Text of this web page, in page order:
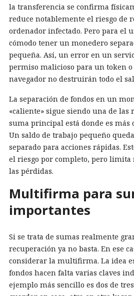
la transferencia se confirma
reduce notablemente el riesgo de
ordenador infectado. Pero para el
cómodo tener un monedero
pequeña. Así, un error en un
permiso malicioso para un token o
navegador no destruirán todo el
La separación de fondos en un
«caliente» sigue siendo una de las
suma principal está donde es más
Un saldo de trabajo pequeño
separado para acciones rápidas.
el riesgo por completo, pero limita
las pérdidas.
Multifirma para
importantes
Si se trata de sumas realmente
recuperación ya no basta. En ese
considerar la multifirma. La idea
fondos hacen falta varias claves
ejemplo más sencillo es dos de